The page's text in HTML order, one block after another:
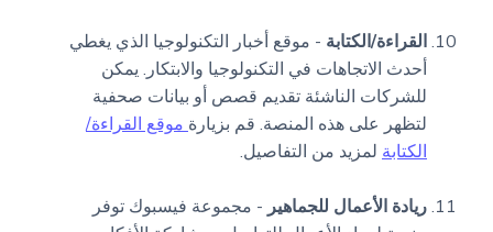
القراءة/الكتابة - موقع أخبار التكنولوجيا الذي يغطي
أحدث الاتجاهات في التكنولوجيا والابتكار. يمكن
للشركات الناشئة تقديم قصص أو بيانات صحفية
لتظهر على هذه المنصة. قم بزيارة موقع القراءة/
الكتابة لمزيد من التفاصيل.
ريادة الأعمال للجماهير - مجموعة فيسبوك توفر